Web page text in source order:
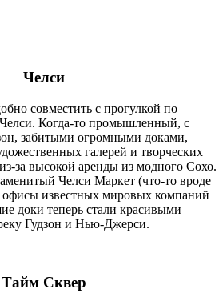
Челси
совместить с прогулкой по
Когда-то промышленный, с
забитыми огромными доками,
галерей и творческих
за высокой аренды из модного Сохо.
Челси Маркет (что-то вроде
офисы известных мировых компаний
доки теперь стали красивыми
Гудзон и Нью-Джерси.
Тайм Сквер